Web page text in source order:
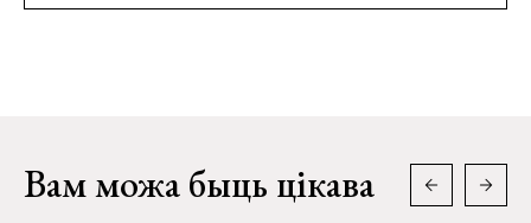
Вам можа быць цікава